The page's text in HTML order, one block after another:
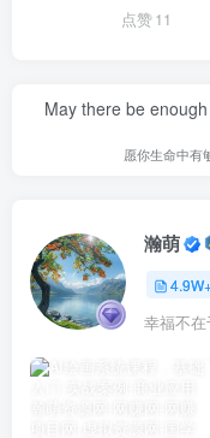
点赞11
May there be
愿你生命中有
瀚萌